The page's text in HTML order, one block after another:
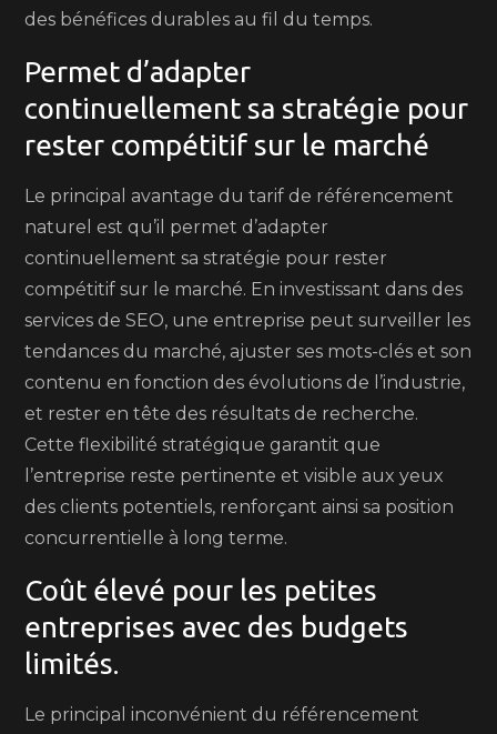
des bénéfices durables au fil du temps.
Permet d’adapter
continuellement sa stratégie pour
rester compétitif sur le marché
Le principal avantage du tarif de référencement
naturel est qu’il permet d’adapter
continuellement sa stratégie pour rester
compétitif sur le marché. En investissant dans des
services de SEO, une entreprise peut surveiller les
tendances du marché, ajuster ses mots-clés et son
contenu en fonction des évolutions de l’industrie,
et rester en tête des résultats de recherche.
Cette flexibilité stratégique garantit que
l’entreprise reste pertinente et visible aux yeux
des clients potentiels, renforçant ainsi sa position
concurrentielle à long terme.
Coût élevé pour les petites
entreprises avec des budgets
limités.
Le principal inconvénient du référencement